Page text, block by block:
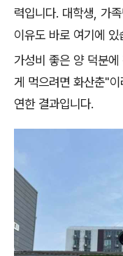
력입니다. 대학생, 가
이유도 바로 여기에 있
가성비 좋은 양 덕분
게 먹으려면 화산춘"
연한 결과입니다.